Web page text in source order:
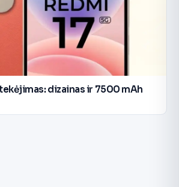
dizainas ir 7500 mAh